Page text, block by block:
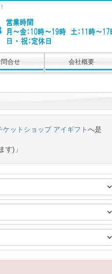
問合せ 会社概要
ケットショップ アイギフトへ是
す)」